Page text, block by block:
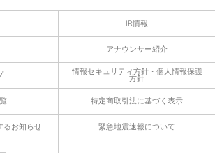
IR情報
アナウンサー紹介
情報セキュリティ方針・個人情報保護
方針
特定商取引法に基づく表示
るお知らせ 緊急地震速報について